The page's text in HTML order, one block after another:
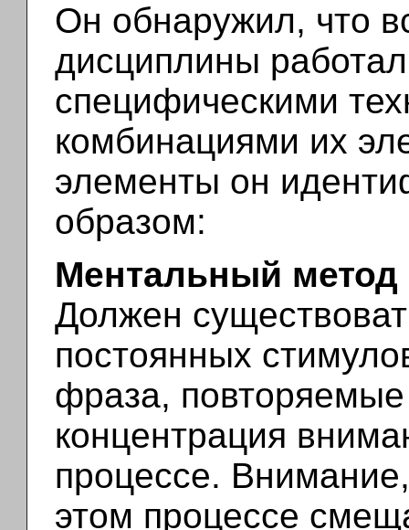
Он обнаружил, что
дисциплины
специфическими
комбинациями их
элементы он
образом:
Ментальный метод
Должен
постоянных
фраза,
концентрация
процессе.
этом процессе